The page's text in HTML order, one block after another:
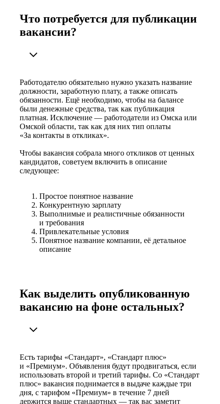
Что потребуется для публикации
вакансии?
Работодателю обязательно нужно указать название
должности, заработную плату, а также описать
обязанности. Ещё необходимо, чтобы на балансе
были денежные средства, так как публикация
платная. Исключение — работодатели из Омска или
Омской области, так как для них тип оплаты
«За контакты в откликах».
Чтобы вакансия собрала много откликов от ценных
кандидатов, советуем включить в описание
следующее:
Простое понятное название
Конкурентную зарплату
Выполнимые и реалистичные обязанности
и требования
Привлекательные условия
Понятное название компании, её детальное
описание
Как выделить опубликованную
вакансию на фоне остальных?
Есть тарифы «Стандарт», «Стандарт плюс»
и «Премиум». Объявления будут продвигаться, если
использовать второй и третий тарифы. Со «Стандарт
плюс» вакансия поднимается в выдаче каждые три
дня, с тарифом «Премиум» в течение 7 дней
держится выше стандартных — так вас заметит